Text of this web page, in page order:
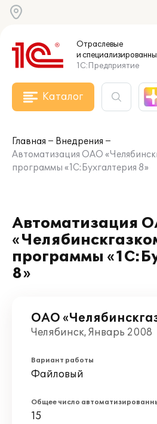
Отраслевые
и
1С:Предприятие
Каталог
Главная
Внедрения
Автоматизация ОАО
программы «1С:Бухгалтерия 8»
Автоматизация
программы
8»
ОАО
Челябинск, Январь 2008
Вариант работы
Файловый
Общее число
15